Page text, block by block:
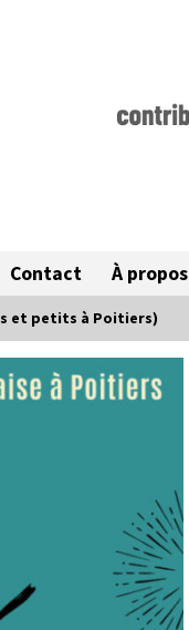
Contact À propos
et petits à Poitiers)